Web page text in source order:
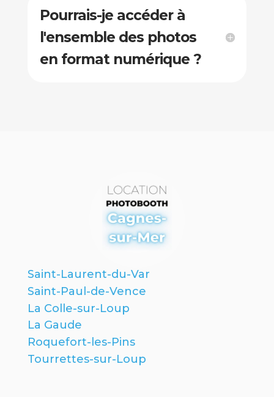
Pourrais-je accéder à
l'ensemble des photos
en format numérique ?
Saint-Laurent-du-Var
Saint-Paul-de-Vence
La Colle-sur-Loup
La Gaude
Roquefort-les-Pins
Tourrettes-sur-Loup